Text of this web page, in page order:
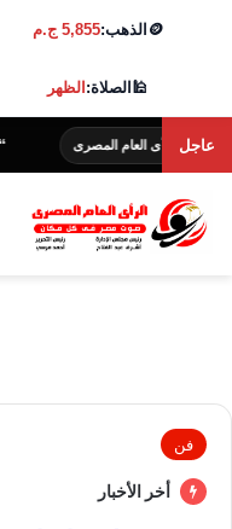
🪙 الذهب:5,855 ج.م
🕌الصلاة:الظهر
عاجلالعام المصرى
فن
أخر الأخبار